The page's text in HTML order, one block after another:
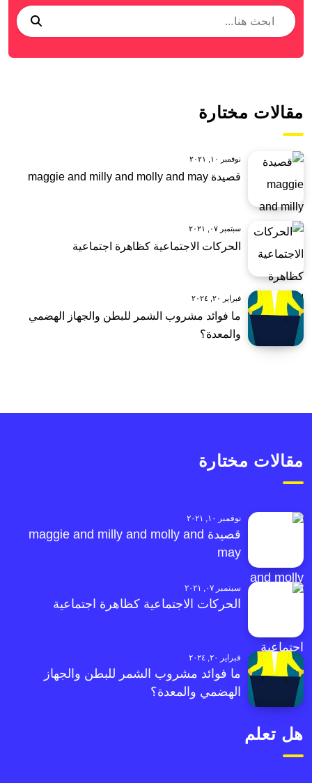
مقالات مختارة
نوفمبر ١٠, ٢٠٢١
قصيدة maggie and milly and molly and may
سبتمبر ٠٧, ٢٠٢١
الحركات الاجتماعية كظاهرة اجتماعية
فبراير ٢٠, ٢٠٢٤
ما فوائد مشروب الشمر للبطن والجهاز الهضمي
والمعدة؟
مقالات مختارة
نوفمبر ١٠, ٢٠٢١
قصيدة maggie and milly and molly and
may
سبتمبر ٠٧, ٢٠٢١
الحركات الاجتماعية كظاهرة اجتماعية
فبراير ٢٠, ٢٠٢٤
ما فوائد مشروب الشمر للبطن والجهاز
الهضمي والمعدة؟
هل تعلم